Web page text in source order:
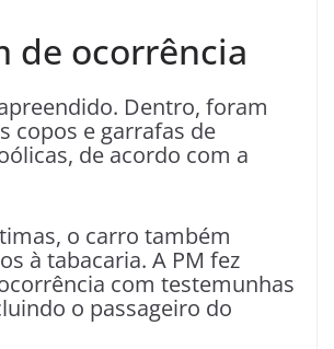
de ocorrência
Dentro, foram
copos e garrafas de
de acordo com a
o carro também
à tabacaria. A PM fez
com testemunhas
o passageiro do